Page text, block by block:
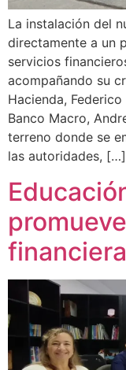
La instalación del
directamente a un
servicios
acompañando su
Hacienda,
Banco Macro,
terreno donde se
las autoridades, […]